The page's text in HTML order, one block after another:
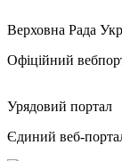
Верховна Рада
Офіційний
Урядовий портал
Єдиний веб-